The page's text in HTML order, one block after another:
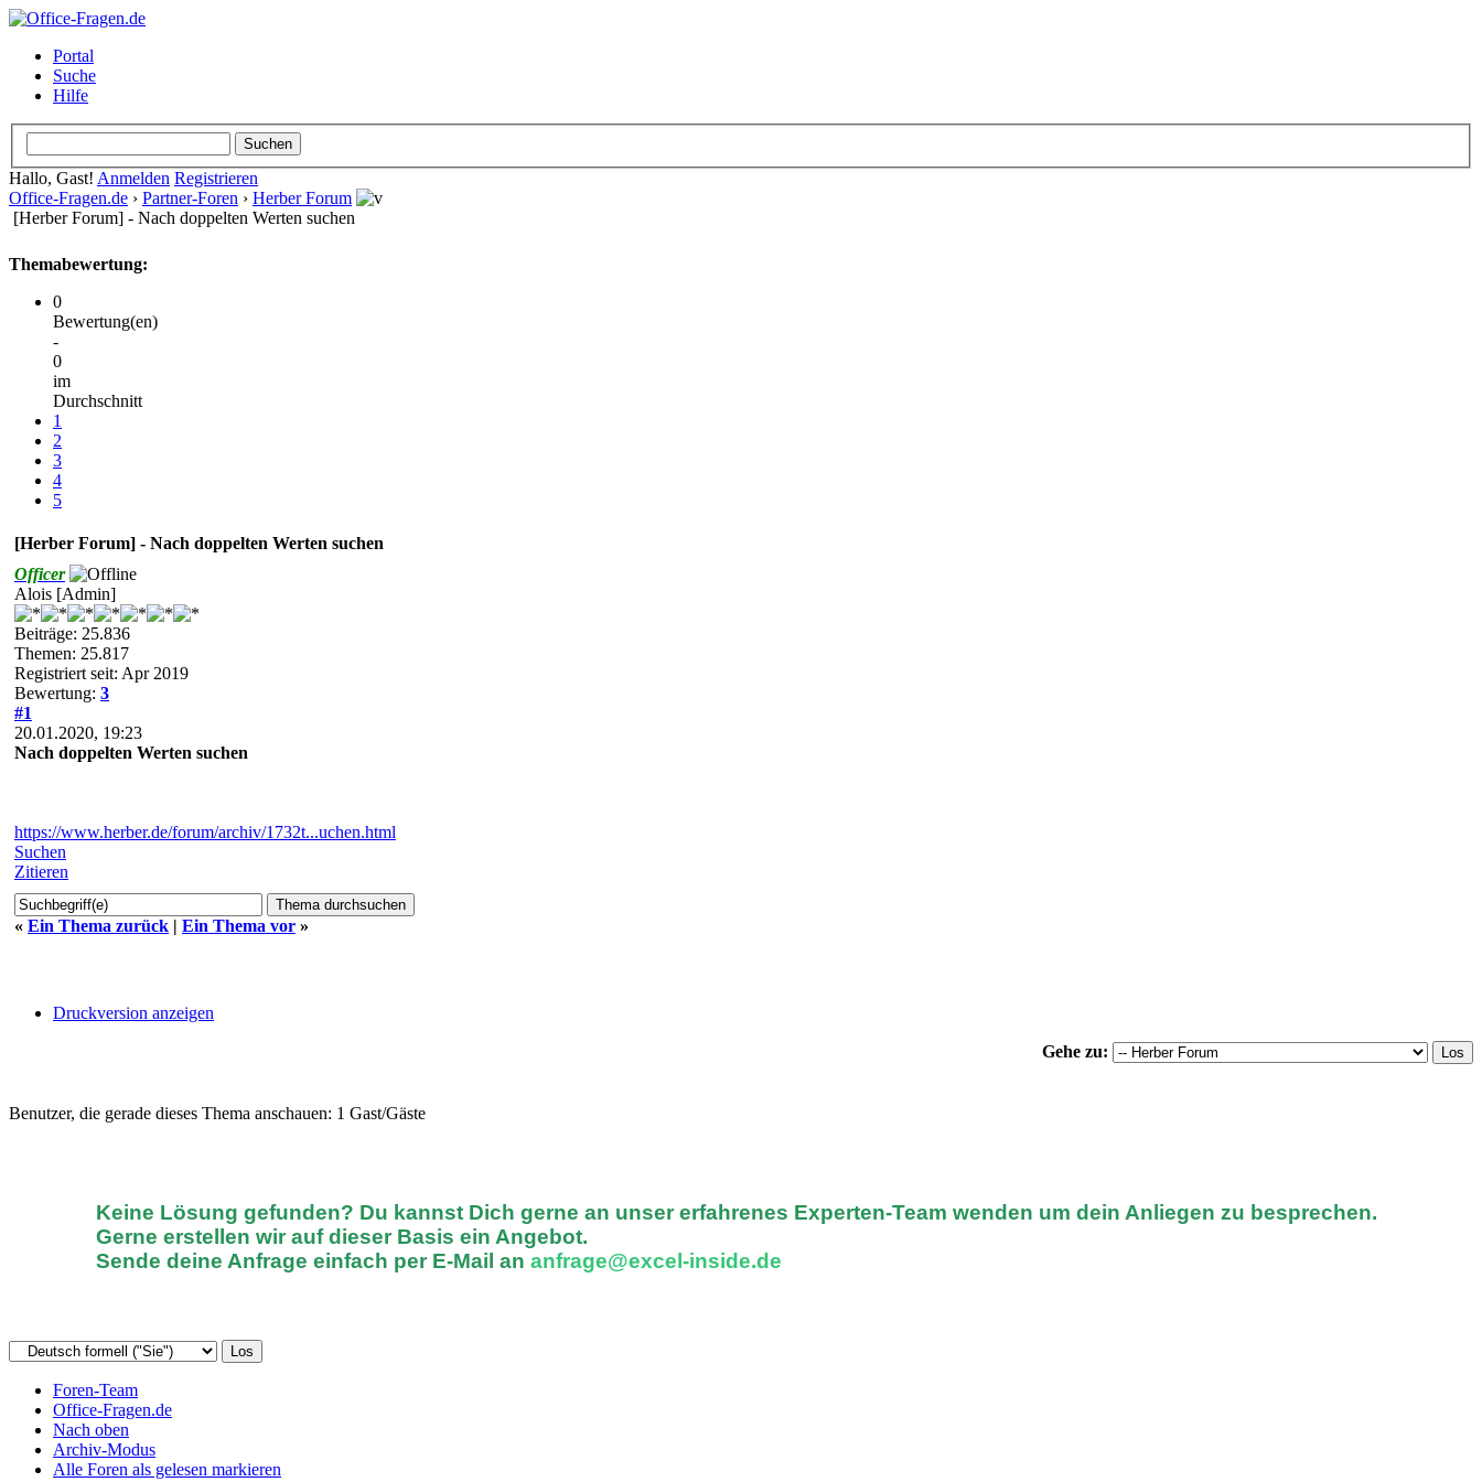
Portal
Suche
Hilfe
Hallo, Gast! Anmelden Registrieren
Office-Fragen.de › Partner-Foren › Herber Forum
[Herber Forum] - Nach doppelten Werten suchen
Themabewertung:
0
Bewertung(en)
-
0
im
Durchschnitt
1
2
3
4
5
[Herber Forum] - Nach doppelten Werten suchen
Officer
Alois [Admin]
Beiträge: 25.836
Themen: 25.817
Registriert seit: Apr 2019
Bewertung: 3
#1
20.01.2020, 19:23
Nach doppelten Werten suchen
https://www.herber.de/forum/archiv/1732t...uchen.html
Suchen
Zitieren
« Ein Thema zurück | Ein Thema vor »
Druckversion anzeigen
Gehe zu:
Benutzer, die gerade dieses Thema anschauen: 1 Gast/Gäste
Keine Lösung gefunden? Du kannst Dich gerne an unser erfahrenes Experten-Team wenden um dein Anliegen zu besprechen.
Gerne erstellen wir auf dieser Basis ein Angebot.
Sende deine Anfrage einfach per E-Mail an anfrage@excel-inside.de
Foren-Team
Office-Fragen.de
Nach oben
Archiv-Modus
Alle Foren als gelesen markieren